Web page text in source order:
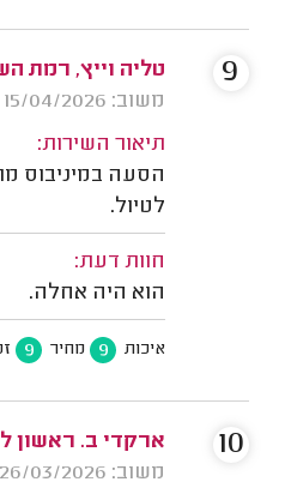
טליה וייץ, רמת
משוב: 15/04/2026
תיאור השירות:
הסעה במיניבוס
לטיול.
חוות דעת:
הוא היה אחלה.
איכות 9 מחיר 9
9
ארקדי ב. ראשון
משוב: 26/03/2026
10